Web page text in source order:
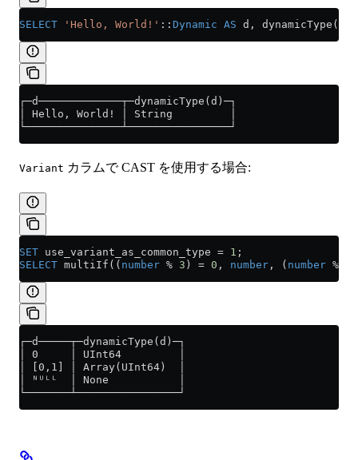
SELECT 'Hello, World!' :: Dynamic AS d, dynamicType(d);
┌─d─────────────┬─dynamicType(d)─┐
│ Hello, World! │ String         │
└───────────────┴────────────────┘
Variant カラムで CAST を使用する場合:
SET use_variant_as_common_type = 1 ;
SELECT multiIf(( number % 3 ) = 0 , number , ( number %
┌─d─────┬─dynamicType(d)─┐
│ 0     │ UInt64         │
│ [0,1] │ Array(UInt64)  │
│ ᴺᵁᴸᴸ  │ None           │
└───────┴────────────────┘